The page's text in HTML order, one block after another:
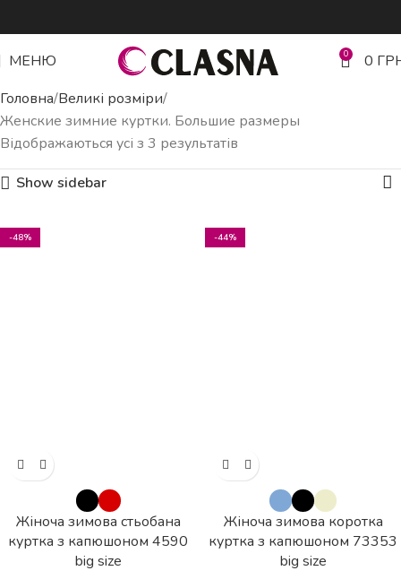
МЕНЮ 0 0
Головна Великі розміри
Женские зимние куртки. Большие размеры
Відображаються усі з 3 результатів
Show sidebar
-48%
Жіноча зимова стьобана
куртка з капюшоном 4590
big size
-44%
Жіноча зимова коротка
куртка з капюшоном 73353
big size